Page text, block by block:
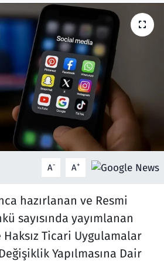
A- A+
hazırlanan ve Resmi
sayısında yayımlanan
Ticari Uygulamalar
Yapılmasına Dair